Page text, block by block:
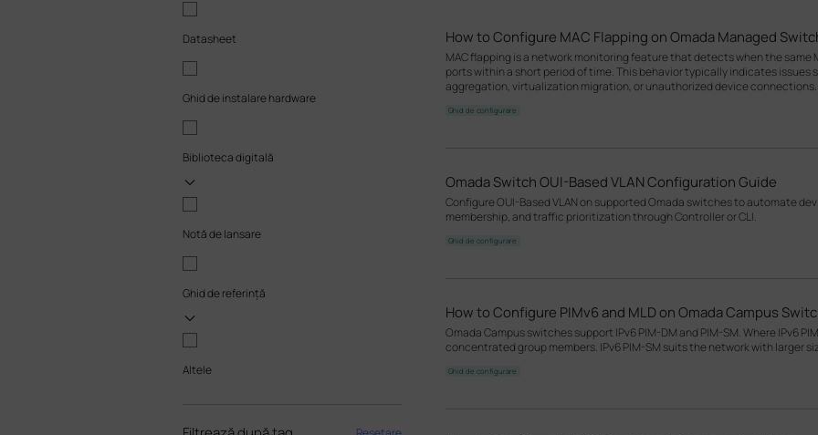
Datasheet
Ghid de instalare hardware
Biblioteca digitală
Notă de lansare
Ghid de referință
Altele
How to Configure MAC Flapping on Omada Managed
MAC flapping is a network monitoring feature that detects when the same
ports within a short period of time. This behavior typically indicates issues
aggregation, virtualization migration, or unauthorized device connections.
Ghid de configurare
Omada Switch OUI-Based VLAN Configuration Guide
Configure OUI-Based VLAN on supported Omada switches to automate
membership, and traffic prioritization through Controller or CLI.
Ghid de configurare
How to Configure PIMv6 and MLD on Omada Campus
Omada Campus switches support IPv6 PIM-DM and PIM-SM. Where IPv6
concentrated group members. IPv6 PIM-SM suits the network with larger
Ghid de configurare